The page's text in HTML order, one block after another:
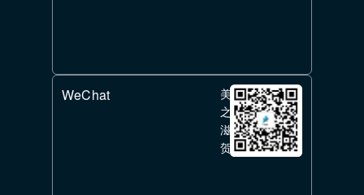
WeChat
美
之
滋
贺